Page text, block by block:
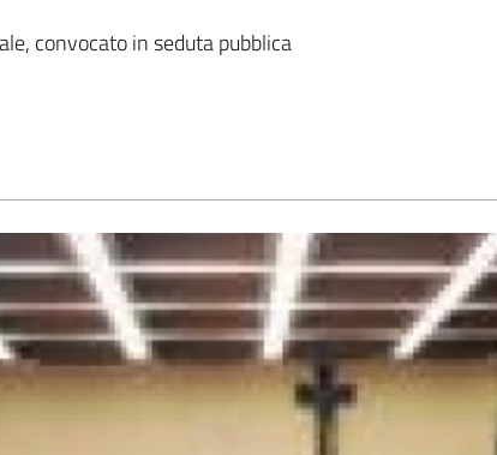
convocato in seduta pubblica